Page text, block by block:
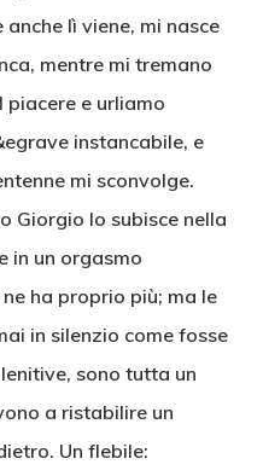
lì viene, mi nasce
mentre mi tremano
e urliamo
instancabile, e
mi sconvolge.
Giorgio lo subisce nella
in un orgasmo
ha proprio più; ma le
in silenzio come fosse
sono tutta un
a ristabilire un
Un flebile: